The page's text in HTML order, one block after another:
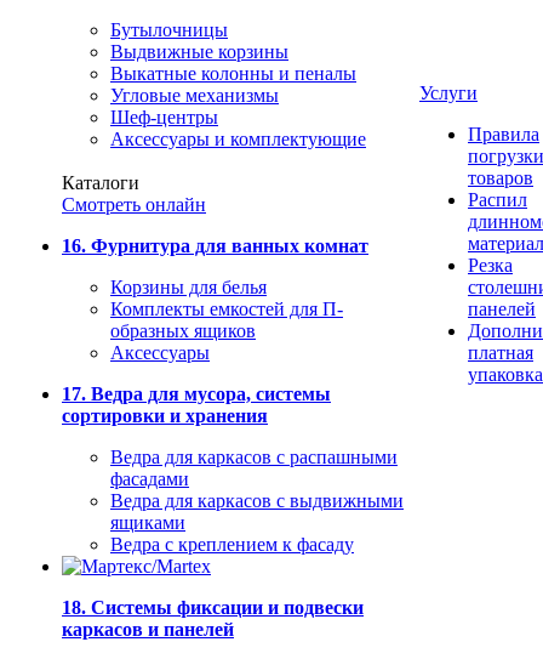
Бутылочницы
Выдвижные корзины
Выкатные колонны и пеналы
Угловые механизмы
Шеф-центры
Аксессуары и комплектующие
Каталоги
Смотреть онлайн
16. Фурнитура для ванных комнат
Корзины для белья
Комплекты емкостей для П-
образных ящиков
Аксессуары
17. Ведра для мусора, системы
сортировки и хранения
Ведра для каркасов с распашными
фасадами
Ведра для каркасов с выдвижными
ящиками
Ведра с креплением к фасаду
18. Системы фиксации и подвески
каркасов и панелей
Услуги
Правила
погрузки
товаров
Распил
Резка
панелей
платная
упаковка